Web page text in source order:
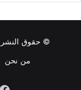
© حقوق النشر 2026، جميع الحقوق محفوظة | سناك سوري
من نحن